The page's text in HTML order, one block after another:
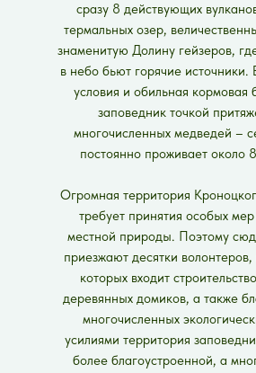
сразу 8 действующих
термальных озер,
знаменитую Долину гейзеров,
в небо бьют горячие источники.
условия и обильная кормовая
заповедник точкой
многочисленных медведей –
постоянно проживает около
Огромная территория
требует принятия особых
местной природы. Поэтому
приезжают десятки волонтеров,
которых входит
деревянных домиков, а также
многочисленных
усилиями территория
более благоустроенной, а